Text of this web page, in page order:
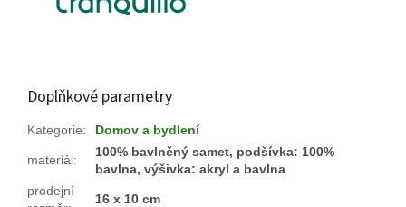
Doplňkové parametry
Kategorie: Domov a bydlení
materiál:
100% bavlněný samet, podšívka: 100%
bavlna, výšivka: akryl a bavlna
prodejní
16 x 10 cm